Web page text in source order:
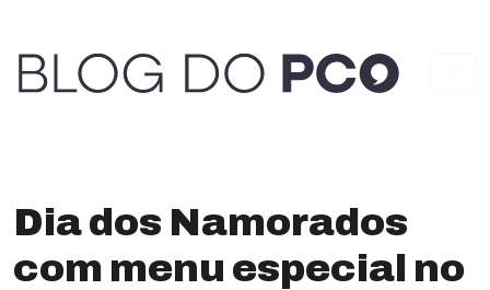
Dia dos Namorados
com menu especial no